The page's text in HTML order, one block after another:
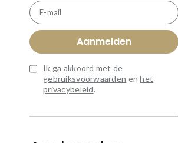
E-mail
Aanmelden
Ik ga akkoord met de
gebruiksvoorwaarden enhet
privacybeleid.